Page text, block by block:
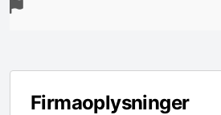
Firmaoplysninger